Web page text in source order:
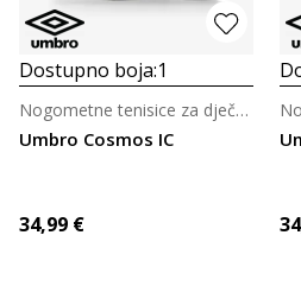
Dostupno boja:1
Umbro Cosmos IC
Nogometne tenisice za dječake
34,99 €